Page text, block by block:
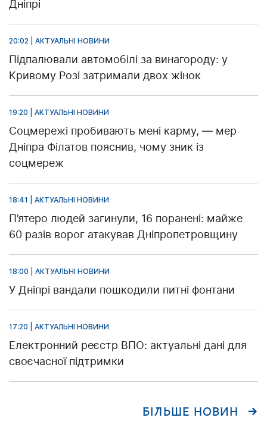
Дніпрі
20:02 | АКТУАЛЬНІ НОВИНИ
Підпалювали автомобілі за винагороду: у
Кривому Розі затримали двох жінок
19:20 | АКТУАЛЬНІ НОВИНИ
Соцмережі пробивають мені карму, — мер
Дніпра Філатов пояснив, чому зник із
соцмереж
18:41 | АКТУАЛЬНІ НОВИНИ
П’ятеро людей загинули, 16 поранені: майже
60 разів ворог атакував Дніпропетровщину
18:00 | АКТУАЛЬНІ НОВИНИ
У Дніпрі вандали пошкодили питні фонтани
17:20 | АКТУАЛЬНІ НОВИНИ
Електронний реєстр ВПО: актуальні дані для
своєчасної підтримки
БІЛЬШЕ НОВИН